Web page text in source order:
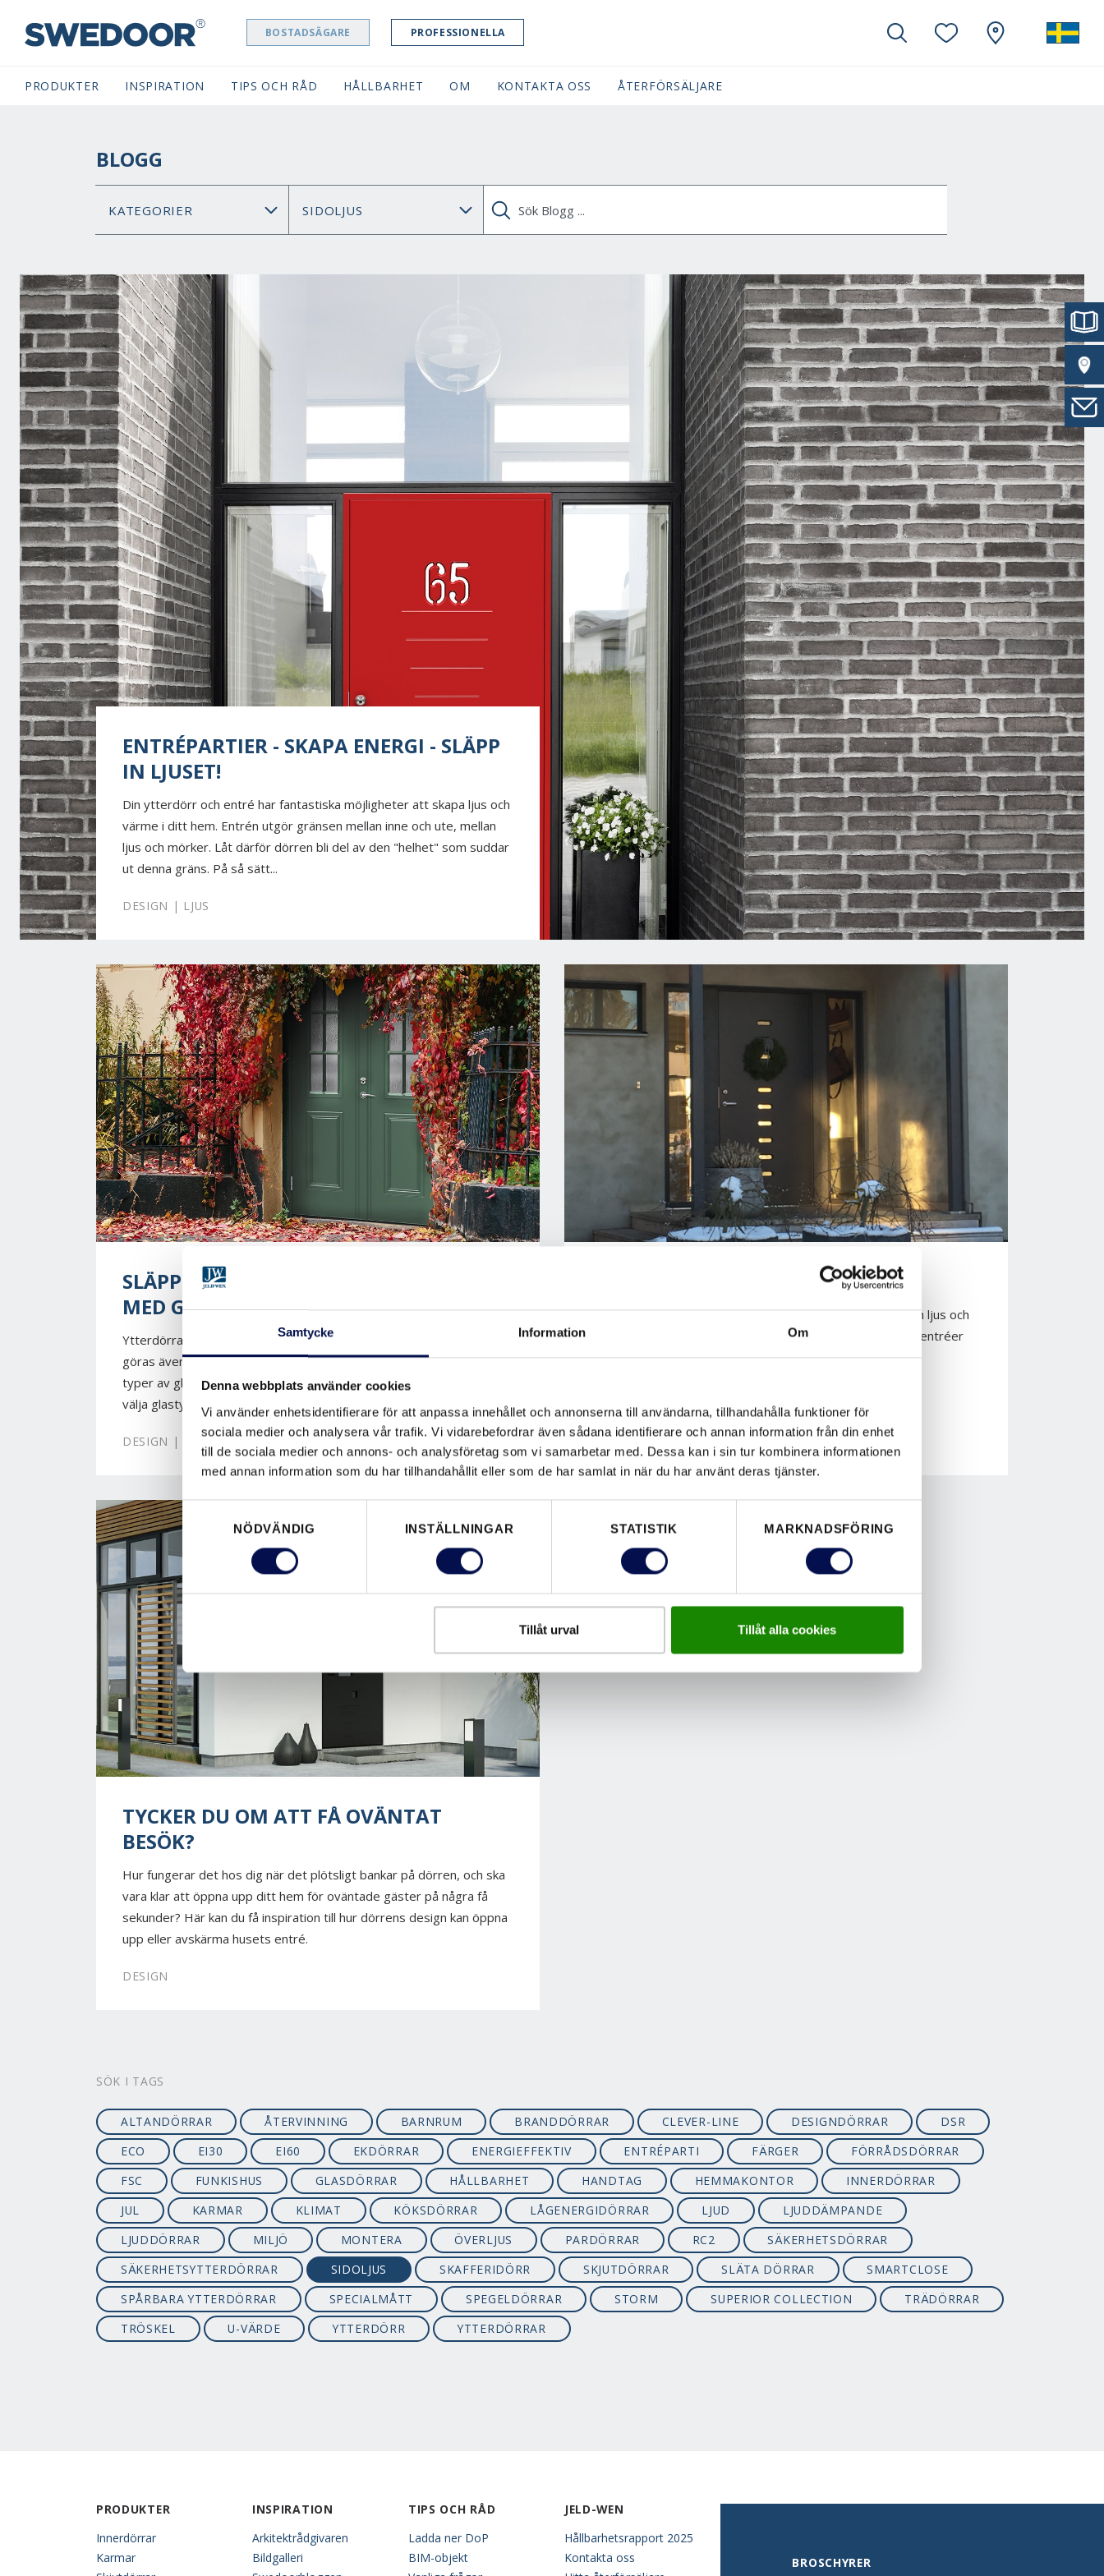
Samtycke Information Om
Denna webbplats använder cookies
Vi använder enhetsidentifierare för att anpassa innehållet och annonserna till användarna, tillhandahålla funktioner för
sociala medier och analysera vår trafik. Vi vidarebefordrar även sådana identifierare och annan information från din enhet
till de sociala medier och annons- och analysföretag som vi samarbetar med. Dessa kan i sin tur kombinera informationen
med annan information som du har tillhandahållit eller som de har samlat in när du har använt deras tjänster.
Samtyckesval
NÖDVÄNDIG
INSTÄLLNINGAR STATISTIK MARKNADSFÖRING
Tillåt urval Tillåt alla cookies
SWEDOOR NAVIGATION BOSTADSÄGARE PROFESSIONELLA
PRODUKTER INSPIRATION TIPS OCH RÅD HÅLLBARHET OM KONTAKTA OSS ÅTERFÖRSÄLJARE
BLOGG
ENTRÉPARTIER - SKAPA ENERGI - SLÄPP
IN LJUSET!
Din ytterdörr och entré har fantastiska möjligheter att skapa ljus och
värme i ditt hem. Entrén utgör gränsen mellan inne och ute, mellan
ljus och mörker. Låt därför dörren bli del av den "helhet" som suddar
ut denna gräns. På så sätt...
DESIGN | LJUS
SLÄPP IN LJUSET MED HJÄLP AV DÖRRAR
MED GLAS
Ytterdörrar med glas låter dig släppa in ljus i huset – och det kan
göras även utan insyn, om du önskar det. Det finns nämligen olika
typer av glas till ytterdörrar, och på de flesta modellerna kan du själv
välja glastyp. Ytterdörrar med...
DESIGN | LJUS
SÅ SKAPAR DU EN SNYGG ENTRÉ
Entrén sätter gränsen mellan inomhus och utomhus, mellan ljus och
mörker. Med dörren som utgångspunkt kan du skapa olika entréer
med hjälp av sidoljus eller överljus.
DESIGN | LJUS
TYCKER DU OM ATT FÅ OVÄNTAT
BESÖK?
Hur fungerar det hos dig när det plötsligt bankar på dörren, och ska
vara klar att öppna upp ditt hem för oväntade gäster på några få
sekunder? Här kan du få inspiration till hur dörrens design kan öppna
upp eller avskärma husets entré.
DESIGN
SÖK I TAGS
ALTANDÖRRAR ÅTERVINNING BARNRUM BRANDDÖRRAR CLEVER-LINE DESIGNDÖRRAR
DSR
ECO
EI30 EI60 EKDÖRRAR ENERGIEFFEKTIV ENTRÉPARTI FÄRGER
FÖRRÅDSDÖRRAR
FSC
FUNKISHUS GLASDÖRRAR HÅLLBARHET HANDTAG HEMMAKONTOR
INNERDÖRRAR
JUL
KARMAR KLIMAT KÖKSDÖRRAR LÅGENERGIDÖRRAR LJUD
LJUDDÄMPANDE
LJUDDÖRRAR
MILJÖ MONTERA ÖVERLJUS PARDÖRRAR RC2
SÄKERHETSDÖRRAR
SÄKERHETSYTTERDÖRRAR
SIDOLJUS SKAFFERIDÖRR SKJUTDÖRRAR SLÄTA DÖRRAR
SMARTCLOSE
SPÅRBARA YTTERDÖRRAR
SPECIALMÅTT SPEGELDÖRRAR STORM SUPERIOR COLLECTION
TRÄDÖRRAR
TRÖSKEL
U-VÄRDE YTTERDÖRR YTTERDÖRRAR
PRODUKTER
Innerdörrar
Karmar
INSPIRATION
Arkitektrådgivaren
Bildgalleri
TIPS OCH RÅD
Ladda ner DoP
BIM-objekt
JELD-WEN
Hållbarhetsrapport 2025
Kontakta oss
BROSCHYRER